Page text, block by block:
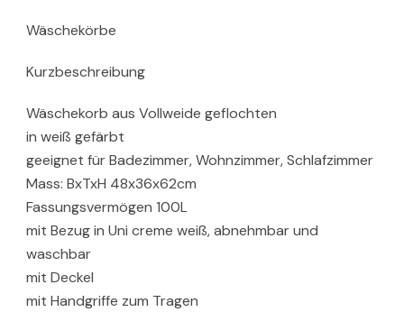
Wäschekörbe
Kurzbeschreibung
Wäschekorb aus Vollweide geflochten
in weiß gefärbt
geeignet für Badezimmer, Wohnzimmer, Schlafzimmer
Mass: BxTxH 48x36x62cm
Fassungsvermögen 100L
mit Bezug in Uni creme weiß, abnehmbar und
waschbar
mit Deckel
mit Handgriffe zum Tragen